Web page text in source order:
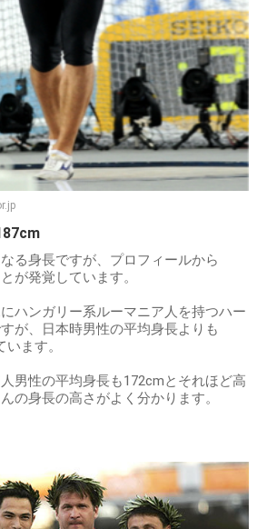
る身長ですが、プロフィールから
が発覚しています。